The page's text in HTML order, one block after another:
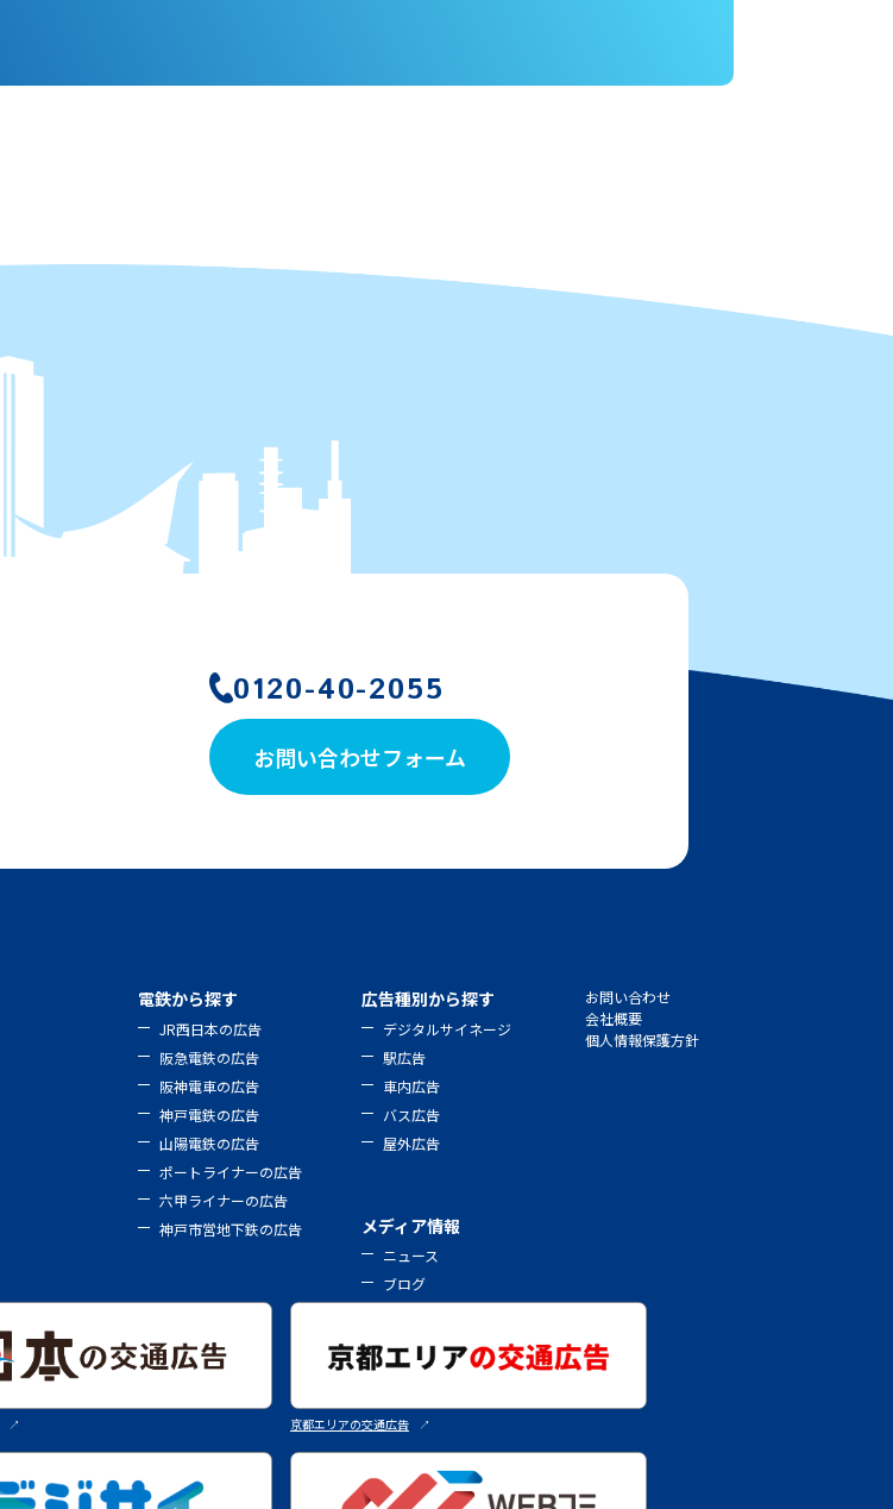
0120-40-2055
お問い合わせフォーム
電鉄から探す
JR西日本の広告
阪急電鉄の広告
阪神電車の広告
神戸電鉄の広告
山陽電鉄の広告
ポートライナーの広告
六甲ライナーの広告
神戸市営地下鉄の広告
広告種別から探す
デジタルサイネージ
駅広告
車内広告
バス広告
屋外広告
メディア情報
ニュース
ブログ
お問い合わせ
会社概要
個人情報保護方針
↗︎ 京都エリアの交通広告 ↗︎